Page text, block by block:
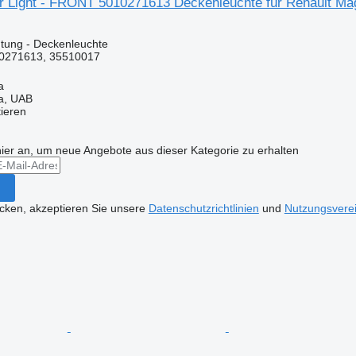
- Deckenleuchte
35510017
UAB
an, um neue Angebote aus dieser Kategorie zu erhalten
akzeptieren Sie unsere Datenschutzrichtlinien und